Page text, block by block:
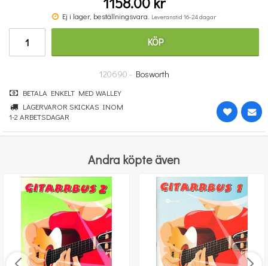
670 kr
Ej i lager, beställningsvara. Leveranstid 16-24 dagar
KÖP
120690 - Bosworth
BETALA ENKELT MED WALLEY
LAGERVAROR SKICKAS INOM
1-2 ARBETSDAGAR
Andra köpte även